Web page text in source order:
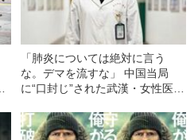
「肺炎については絶対に言う
な。デマを流すな」 中国当局
に“口封じ”された武漢・女性医師
記事